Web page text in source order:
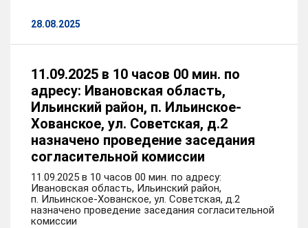
28.08.2025
11.09.2025 в 10 часов 00 мин. по
адресу: Ивановская область,
Ильинский район, п. Ильинское-
Хованское, ул. Советская, д.2
назначено проведение заседания
согласительной комиссии
11.09.2025 в 10 часов 00 мин. по адресу:
Ивановская область, Ильинский район,
п. Ильинское-Хованское, ул. Советская, д.2
назначено проведение заседания согласительной
комиссии